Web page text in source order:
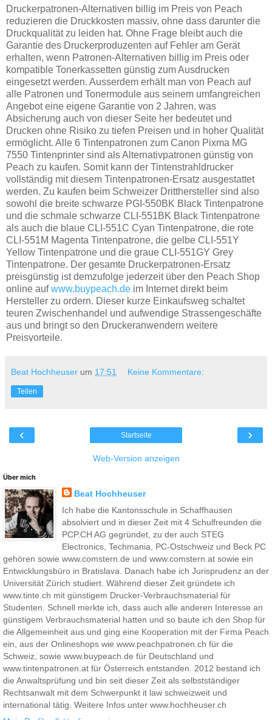
Druckerpatronen-Alternativen billig im Preis von Peach
reduzieren die Druckkosten massiv, ohne dass darunter die
Druckqualität zu leiden hat. Ohne Frage bleibt auch die
Garantie des Druckerproduzenten auf Fehler am Gerät
erhalten, wenn Patronen-Alternativen billig im Preis oder
kompatible Tonerkassetten günstig zum Ausdrucken
eingesetzt werden. Ausserdem erhält man von Peach auf
alle Patronen und Tonermodule aus seinem umfangreichen
Angebot eine eigene Garantie von 2 Jahren, was
Absicherung auch von dieser Seite her bedeutet und
Drucken ohne Risiko zu tiefen Preisen und in hoher Qualität
ermöglicht. Alle 6 Tintenpatronen zum Canon Pixma MG
7550 Tintenprinter sind als Alternativpatronen günstig von
Peach zu kaufen. Somit kann der Tintenstrahldrucker
vollständig mit diesem Tintenpatronen-Ersatz ausgestattet
werden. Zu kaufen beim Schweizer Dritthersteller sind also
sowohl die breite schwarze PGI-550BK Black Tintenpatrone
und die schmale schwarze CLI-551BK Black Tintenpatrone
als auch die blaue CLI-551C Cyan Tintenpatrone, die rote
CLI-551M Magenta Tintenpatrone, die gelbe CLI-551Y
Yellow Tintenpatrone und die graue CLI-551GY Grey
Tintenpatrone. Der gesamte Druckerpatronen-Ersatz
preisgünstig ist demzufolge jederzeit über den Peach Shop
online aufwww.buypeach.de im Internet direkt beim
Hersteller zu ordern. Dieser kurze Einkaufsweg schaltet
teuren Zwischenhandel und aufwendige Strassengeschäfte
aus und bringt so den Druckeranwendern weitere
Preisvorteile.
Beat Hochheuser um 17:51 Keine Kommentare:
Teilen
‹ ›
Startseite
Web-Version anzeigen
Über mich
Beat Hochheuser
Ich habe die Kantonsschule in Schaffhausen
absolviert und in dieser Zeit mit 4 Schulfreunden die
PCP.CH AG gegründet, zu der auch STEG
Electronics, Techmania, PC-Ostschweiz und Beck PC
gehören sowie www.comstern.de und www.comstern.at sowie ein
Entwicklungsbüro in Bratislava. Danach habe ich Jurisprudenz an der
Universität Zürich studiert. Während dieser Zeit gründete ich
www.tinte.ch mit günstigem Drucker-Verbrauchsmaterial für
Studenten. Schnell merkte ich, dass auch alle anderen Interesse an
günstigem Verbrauchsmaterial hatten und so baute ich den Shop für
die Allgemeinheit aus und ging eine Kooperation mit der Firma Peach
ein, aus der Onlineshops wie www.peachpatronen.ch für die
Schweiz, sowie www.buypeach.de für Deutschland und
www.tintenpatronen.at für Österreich entstanden. 2012 bestand ich
die Anwaltsprüfung und bin seit dieser Zeit als selbstständiger
Rechtsanwalt mit dem Schwerpunkt it law schweizweit und
international tätig. Weitere Infos unter www.hochheuser.ch